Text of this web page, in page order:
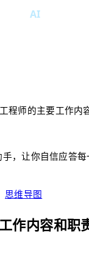
程师的主要工作内
，让你自信应答每
思维导图
作内容和职